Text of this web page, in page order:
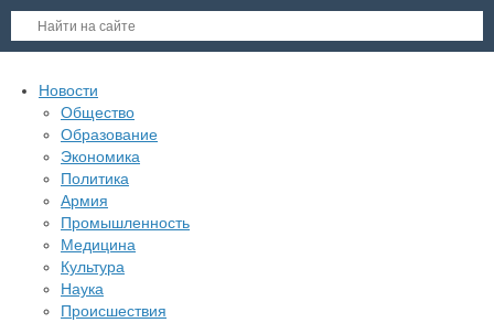
Новости
Общество
Образование
Экономика
Политика
Армия
Промышленность
Медицина
Культура
Наука
Происшествия